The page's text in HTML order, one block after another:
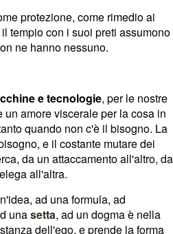
protezione, come rimedio ai
tempio con i suoi preti assumono
ne hanno nessuno.
e tecnologie, per le nostre
amore viscerale per la cosa in
quando non c'è il bisogno. La
e il costante mutare dei
da un attaccamento all'altro, da
all'altra.
ad una formula, ad
unasetta, ad un dogma è nella
dell'ego, e prende la forma